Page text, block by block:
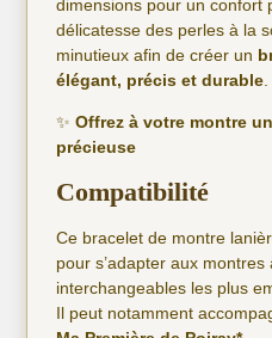
dimensions pour un confort
délicatesse des perles à la
minutieux afin de créer un
élégant, précis et durable
✨Offrez à votre montre
précieuse
Compatibilité
Ce bracelet de montre
pour s’adapter aux montres
interchangeables les plus
Il peut notamment